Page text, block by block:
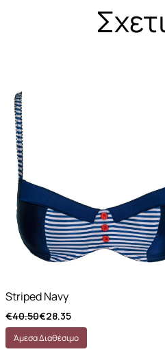
Striped Navy
€40.50€28.35
Άμεσα Διαθέσιμο